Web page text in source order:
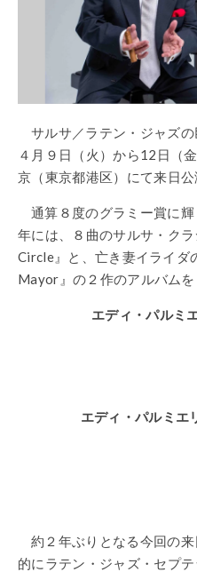
サルサ／ラテン・ジャズの
４月９日（火）から12日（
京（東京都港区）にて来日公
通算８度のグラミー賞に
年には、８曲のサルサ・ク
Circle』と、亡き妻イライダ
Mayor』の２作のアルバムを
エディ・パルミ
エディ・パルミエ
約２年ぶりとなる今回の
的にラテン・ジャズ・セプ